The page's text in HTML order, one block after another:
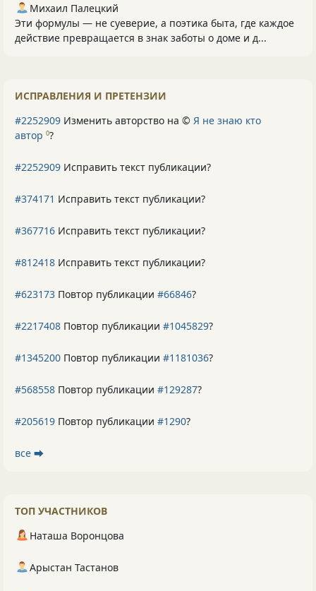
Михаил Палецкий
Эти формулы — не суеверие, а поэтика быта, где каждое
действие превращается в знак заботы о доме и д...
ИСПРАВЛЕНИЯ И ПРЕТЕНЗИИ
#2252909 Изменить авторство на © Я не знаю кто
автор 0?
#2252909 Исправить текст публикации?
#374171 Исправить текст публикации?
#367716 Исправить текст публикации?
#812418 Исправить текст публикации?
#623173 Повтор публикации #66846?
#2217408 Повтор публикации #1045829?
#1345200 Повтор публикации #1181036?
#568558 Повтор публикации #129287?
#205619 Повтор публикации #1290?
все ⮕
ТОП УЧАСТНИКОВ
Наташа Воронцова
Арыстан Тастанов